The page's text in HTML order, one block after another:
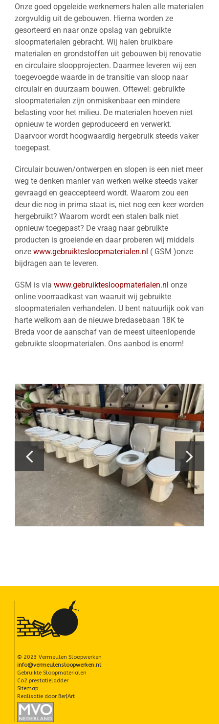
Onze goed opgeleide werknemers halen alle materialen
zorgvuldig uit de gebouwen. Hierna worden ze
gesorteerd en naar onze opslag van gebruikte
sloopmaterialen gebracht. Wij halen bruikbare
materialen en grondstoffen uit gebouwen bij renovatie
en circulaire sloopprojecten. Daarmee leveren wij een
toegevoegde waarde in de transitie van sloop naar
circulair en duurzaam bouwen. Oftewel: gebruikte
sloopmaterialen zijn onmiskenbaar een mindere
belasting voor het milieu. De materialen hoeven niet
opnieuw te worden geproduceerd en verwerkt.
Daarvoor wordt hoogwaardig hergebruik steeds vaker
toegepast.
Circulair bouwen/ontwerpen en slopen is een niet meer
weg te denken manier van werken welke steeds vaker
gevraagd en geaccepteerd wordt. Waarom zou een
deur die nog in prima staat is, niet nog een keer worden
hergebruikt? Waarom wordt een stalen balk niet
opnieuw toegepast? De vraag naar gebruikte
producten is groeiende en daar proberen wij middels
onze www.gebruiktesloopmaterialen.nl ( GSM )onze
bijdragen aan te leveren.
GSM is via www.gebruiktesloopmaterialen.nl onze
online voorraadkast van waaruit wij gebruikte
sloopmaterialen verhandelen. U bent natuurlijk ook van
harte welkom aan de nieuwe bredasebaan 18K te
Breda voor de aanschaf van de meest uiteenlopende
gebruikte sloopmaterialen. Ons aanbod is enorm!
© 2023 Vermeulen Sloopwerken
info@vermeulensloopwerken.nl
Gebruikte Sloopmaterialen
Co2 prestatieladder
Sitemap
Realisatie door Ber|Art